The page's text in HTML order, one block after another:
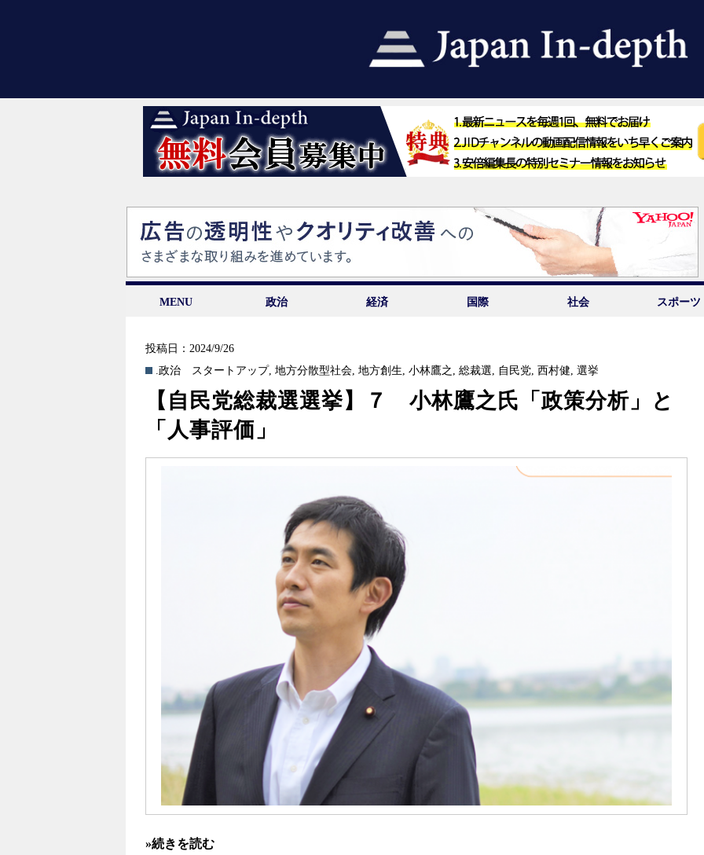
MENU 政治 経済 国際 社会 スポーツ
投稿日：2024/9/26
.政治
スタートアップ,地方分散型社会,地方創生,小林鷹之 ,総裁選, 自民党,西村健,選挙
【自民党総裁選選挙】７ 小林鷹之氏「政策分析」と
「人事評価」
»続きを読む